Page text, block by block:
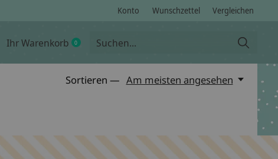
Konto Wunschzettel Vergleichen
Ihr Warenkorb 0items
Sortieren — Am meisten angesehen